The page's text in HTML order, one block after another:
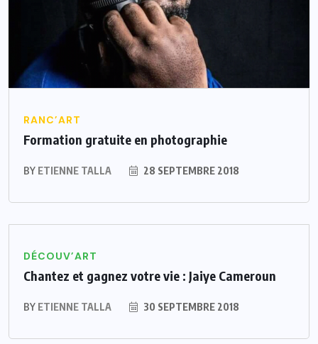
RANC’ART
Formation gratuite en photographie
BY ETIENNE TALLA 28 SEPTEMBRE 2018
DÉCOUV’ART
Chantez et gagnez votre vie : Jaiye Cameroun
BY ETIENNE TALLA 30 SEPTEMBRE 2018